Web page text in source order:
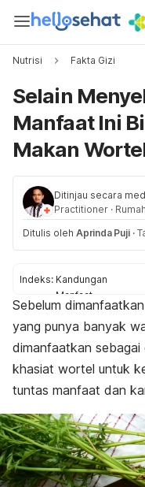
Nutrisi Fakta Gizi
Selain
Manfaat Ini
Makan
Ditinjau secara
Practitioner ·
Ditulis oleh Aprinda Puji ·
Indeks: Kandungan
Manfaat
Tips konsumsi
Sebelum
yang punya banyak
dimanfaatkan
khasiat wortel untuk
tuntas manfaat dan